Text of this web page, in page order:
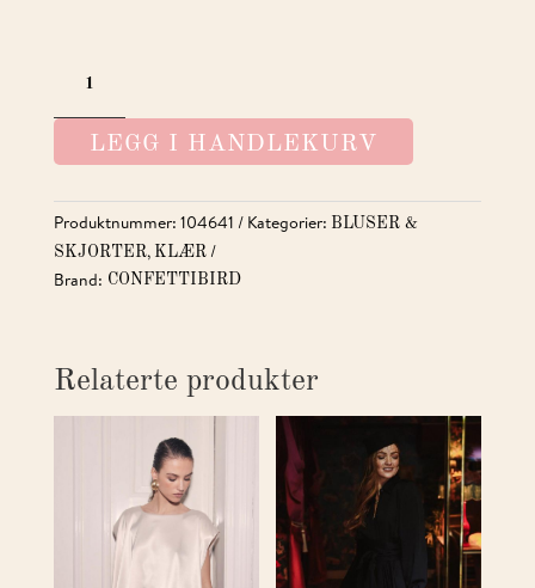
PEARL
SHIRT
ANTALLLEGG I HANDLEKURV
Produktnummer: 104641 Kategorier: BLUSER &
SKJORTER, KLÆR
Brand: CONFETTIBIRD
Relaterte produkter